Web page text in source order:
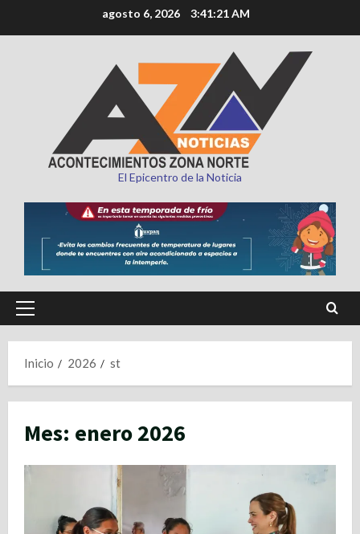
al
agosto 6, 2026 3:41:22 AM
El Epicentro de la Noticia
Menú
Inicio
2026 st
Mes: enero 2026